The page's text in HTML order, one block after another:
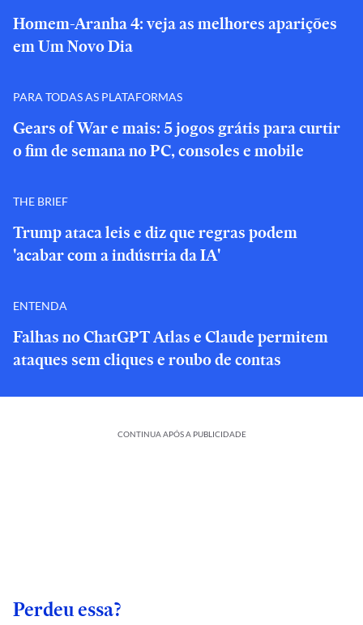
Homem-Aranha 4: veja as melhores aparições
em Um Novo Dia
PARA TODAS AS PLATAFORMAS
Gears of War e mais: 5 jogos grátis para curtir
o fim de semana no PC, consoles e mobile
THE BRIEF
Trump ataca leis e diz que regras podem
'acabar com a indústria da IA'
ENTENDA
Falhas no ChatGPT Atlas e Claude permitem
ataques sem cliques e roubo de contas
CONTINUA APÓS A PUBLICIDADE
Perdeu essa?